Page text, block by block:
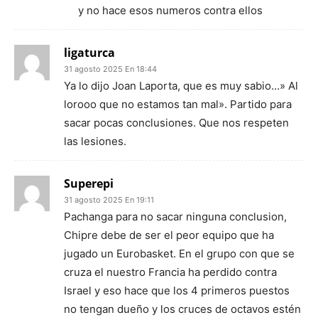
y no hace esos numeros contra ellos
ligaturca
31 agosto 2025 En 18:44
Ya lo dijo Joan Laporta, que es muy sabio…» Al
lorooo que no estamos tan mal». Partido para
sacar pocas conclusiones. Que nos respeten
las lesiones.
Superepi
31 agosto 2025 En 19:11
Pachanga para no sacar ninguna conclusion,
Chipre debe de ser el peor equipo que ha
jugado un Eurobasket. En el grupo con que se
cruza el nuestro Francia ha perdido contra
Israel y eso hace que los 4 primeros puestos
no tengan dueño y los cruces de octavos estén